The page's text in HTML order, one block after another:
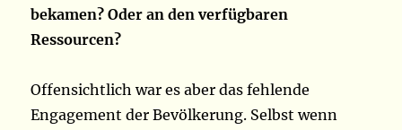
bekamen? Oder an den verfügbaren
Ressourcen?
Offensichtlich war es aber das fehlende
Engagement der Bevölkerung. Selbst wenn